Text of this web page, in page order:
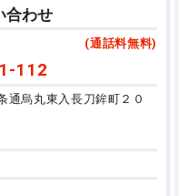
合わせ
(通話料無料)
112
烏丸東入長刀鉾町２０